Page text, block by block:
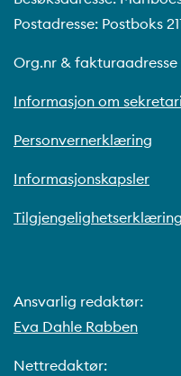
Postadresse: Postboks
Org.nr & fakturaadresse
Informasjon om
Personvernerklæring
Informasjonskapsler
Tilgjengelighetserklæring
Ansvarlig redaktør:
Eva Dahle Rabben
Nettredaktør: